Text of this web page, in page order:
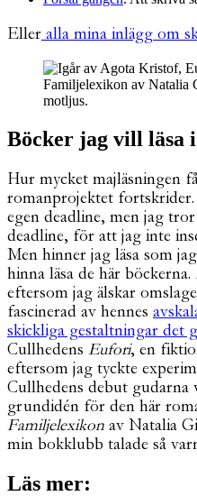
Eller alla mina inlägg om
Böcker jag vill läsa
Hur mycket majläsningen
romanprojektet
egen deadline, men jag tror
deadline, för att jag inte
Men hinner jag läsa som
hinna läsa de här böckerna.
eftersom jag älskar
fascinerad av hennes
skickliga gestaltningar det
Cullhedens Eufori, en
eftersom jag tyckte
Cullhedens debut gudarna
grundidén för den här
Familjelexikon av Natalia
min bokklubb talade så
Läs mer: